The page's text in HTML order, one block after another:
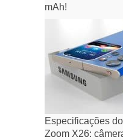
mAh!
Especificações
Zoom X26: